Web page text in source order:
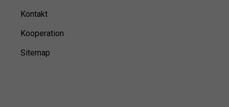
Kontakt
Kooperation
Sitemap